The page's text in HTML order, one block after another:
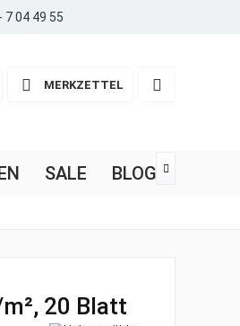
7 04 49 55
MERKZETTEL
SALE BLOG 
20 Blatt